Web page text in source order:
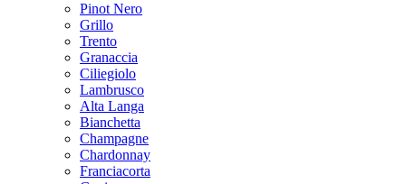
Pinot Nero
Grillo
Trento
Granaccia
Ciliegiolo
Lambrusco
Alta Langa
Bianchetta
Champagne
Chardonnay
Franciacorta